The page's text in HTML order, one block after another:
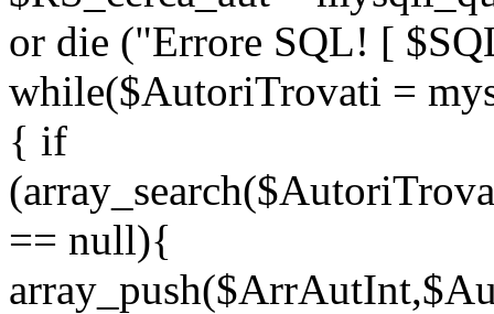
or die ("Errore SQL! [
while($AutoriTrovati =
{ if
== null){